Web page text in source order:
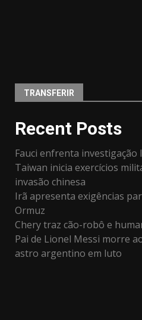
TRANSFERIR
Recent Posts
Fauci enfrenta investigação
Taiwan inicia exercícios
invasão chinesa
Irã apresenta exigências
Ormuz
Chery traz cão-robô e
Pai de Lionel Messi morre
astro argentino em luto